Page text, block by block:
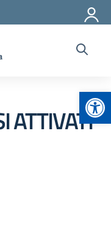
ATTIVATI